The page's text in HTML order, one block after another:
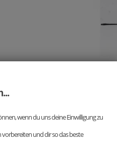
wenn du uns deine Einwilligung zu
und dir so das beste